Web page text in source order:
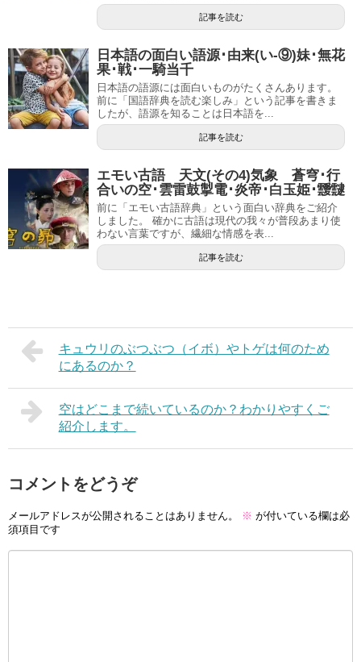
記事を読む
日本語の面白い語源･由来(い-⑨)妹･無花
果･戦･一騎当千
日本語の語源には面白いものがたくさんあります。
前に「国語辞典を読む楽しみ」という記事を書きま
したが、語源を知ることは日本語を...
記事を読む
エモい古語 天文(その4)気象 蒼穹･行
合いの空･雲雷鼓掣電･炎帝･白玉姫･靉靆
前に「エモい古語辞典」という面白い辞典をご紹介
しました。 確かに古語は現代の我々が普段あまり使
わない言葉ですが、繊細な情感を表...
記事を読む
キュウリのぶつぶつ（イボ）やトゲは何のため
にあるのか？
空はどこまで続いているのか？わかりやすくご
紹介します。
コメントをどうぞ
メールアドレスが公開されることはありません。 ※ が付いている欄は必
須項目です